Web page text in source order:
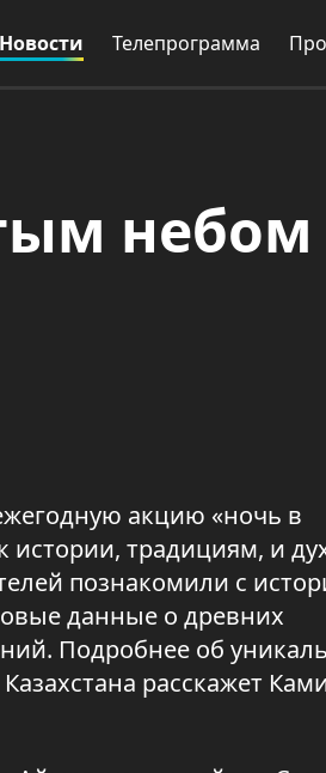
Новости Телепрограмма
небом
акцию «ночь в
истории, традициям, и
познакомили с
данные о древних
Подробнее об
расскажет